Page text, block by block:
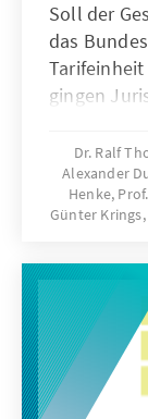
Soll der
das
Tarifeinheit
gingen
und
ferner der
auf die
Ermittlung
für
Einführung
Ende
Dr. Ralf
Alexander
Henke,
Günter